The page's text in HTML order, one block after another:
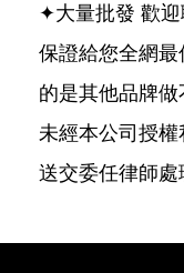
✦大量批發 歡迎
保證給您全網
的是其他品牌
未經本公司授
送交委任律師處